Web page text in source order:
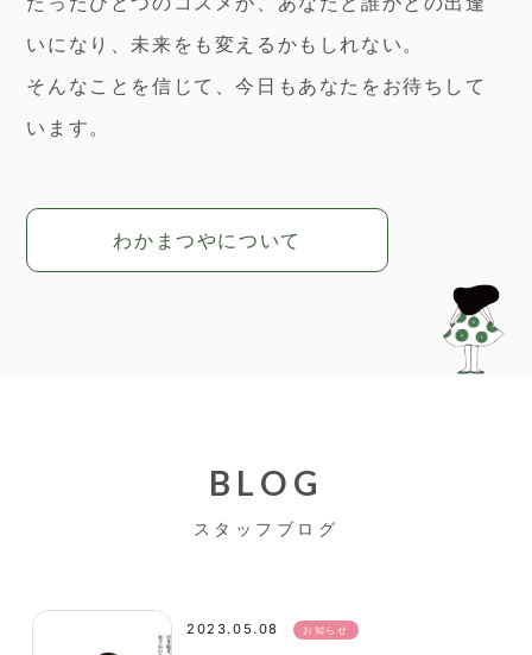
いになり、 未来をも変えるかもしれない。
そんなことを信じて、今日もあなたをお待ちして
います。
わかまつやについて
BLOG
スタッフブログ
2023.05.08 お知らせ